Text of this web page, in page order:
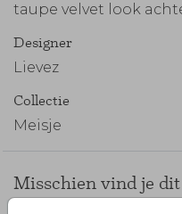
taupe velvet look
Designer
Lievez
Collectie
Meisje
Misschien vind je